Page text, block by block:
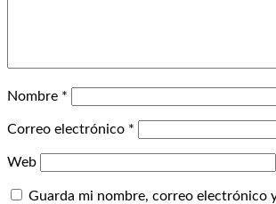
Nombre *
Correo electrónico *
Web
Guarda mi nombre, correo electrónico